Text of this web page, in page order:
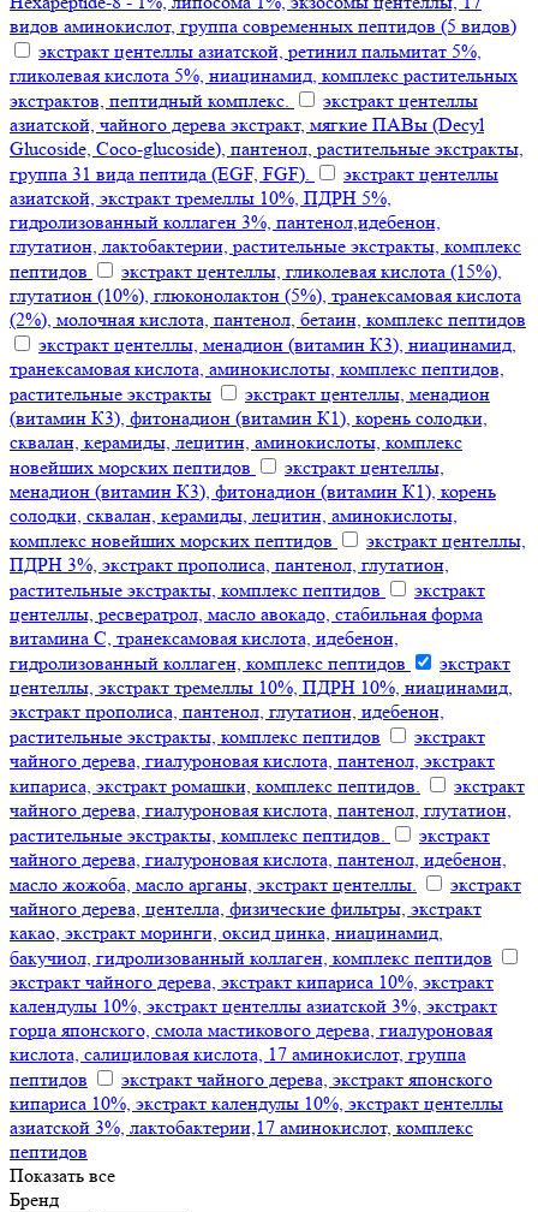
видов аминокислот, группа современных пептидов (5 видов)
экстракт центеллы азиатской, ретинил пальмитат 5%,
гликолевая кислота 5%, ниацинамид, комплекс растительных
экстрактов, пептидный комплекс.
экстракт центеллы
азиатской, чайного дерева экстракт, мягкие ПАВы (Decyl
Glucoside, Coco-glucoside), пантенол, растительные экстракты,
группа 31 вида пептида (EGF, FGF).
экстракт центеллы
азиатской, экстракт тремеллы 10%, ПДРН 5%,
гидролизованный коллаген 3%, пантенол,идебенон,
глутатион, лактобактерии, растительные экстракты, комплекс
пептидов
экстракт центеллы, гликолевая кислота (15%),
глутатион (10%), глюконолактон (5%), транексамовая кислота
(2%), молочная кислота, пантенол, бетаин, комплекс пептидов
экстракт центеллы, менадион (витамин К3), ниацинамид,
транексамовая кислота, аминокислоты, комплекс пептидов,
растительные экстракты
экстракт центеллы, менадион
(витамин К3), фитонадион (витамин К1), корень солодки,
сквалан, керамиды, лецитин, аминокислоты, комплекс
новейших морских пептидов
экстракт центеллы,
менадион (витамин К3), фитонадион (витамин К1), корень
солодки, сквалан, керамиды, лецитин, аминокислоты,
комплекс новейших морских пептидов
экстракт центеллы,
ПДРН 3%, экстракт прополиса, пантенол, глутатион,
растительные экстракты, комплекс пептидов
экстракт
центеллы, ресвератрол, масло авокадо, стабильная форма
витамина С, транексамовая кислота, идебенон,
гидролизованный коллаген, комплекс пептидов
экстракт
центеллы, экстракт тремеллы 10%, ПДРН 10%, ниацинамид,
экстракт прополиса, пантенол, глутатион, идебенон,
растительные экстракты, комплекс пептидов
экстракт
чайного дерева, гиалуроновая кислота, пантенол, экстракт
кипариса, экстракт ромашки, комплекс пептидов.
экстракт
чайного дерева, гиалуроновая кислота, пантенол, глутатион,
растительные экстракты, комплекс пептидов.
экстракт
чайного дерева, гиалуроновая кислота, пантенол, идебенон,
масло жожоба, масло арганы, экстракт центеллы.
экстракт
чайного дерева, центелла, физические фильтры, экстракт
какао, экстракт моринги, оксид цинка, ниацинамид,
бакучиол, гидролизованный коллаген, комплекс пептидов
экстракт чайного дерева, экстракт кипариса 10%, экстракт
календулы 10%, экстракт центеллы азиатской 3%, экстракт
горца японского, смола мастикового дерева, гиалуроновая
кислота, салициловая кислота, 17 аминокислот, группа
пептидов
экстракт чайного дерева, экстракт японского
кипариса 10%, экстракт календулы 10%, экстракт центеллы
азиатской 3%, лактобактерии,17 аминокислот, комплекс
пептидов
Показать все
Бренд